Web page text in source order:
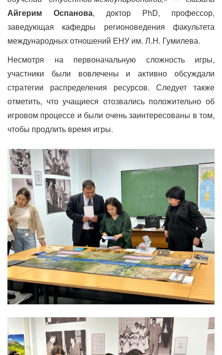
Айгерим Оспанова, доктор PhD, профессор,
заведующая кафедры регионоведения факультета
международных отношений ЕНУ им. Л.Н. Гумилева.
Несмотря на первоначальную сложность игры,
участники были вовлечены и активно обсуждали
стратегии распределения ресурсов. Следует также
отметить, что учащиеся отозвались положительно об
игровом процессе и были очень заинтересованы в том,
чтобы продлить время игры.